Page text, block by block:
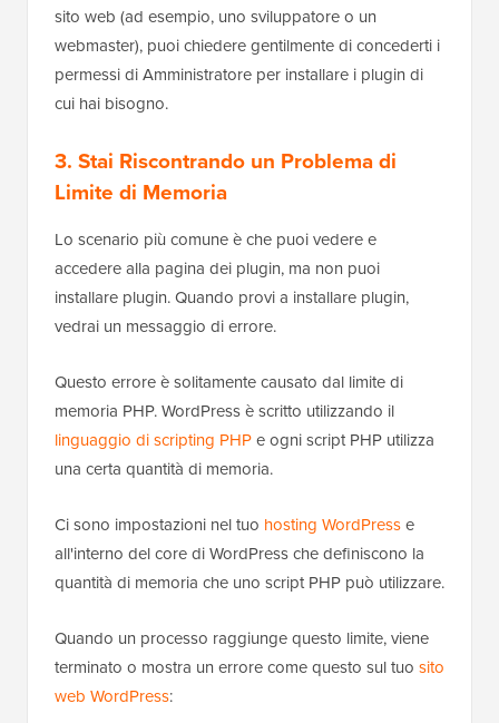
sito web (ad esempio, uno sviluppatore o un
webmaster), puoi chiedere gentilmente di concederti i
permessi di Amministratore per installare i plugin di
cui hai bisogno.
3. Stai Riscontrando un Problema di
Limite di Memoria
Lo scenario più comune è che puoi vedere e
accedere alla pagina dei plugin, ma non puoi
installare plugin. Quando provi a installare plugin,
vedrai un messaggio di errore.
Questo errore è solitamente causato dal limite di
memoria PHP. WordPress è scritto utilizzando il
linguaggio di scripting PHPe ogni script PHP utilizza
una certa quantità di memoria.
Ci sono impostazioni nel tuo hosting WordPresse
all'interno del core di WordPress che definiscono la
quantità di memoria che uno script PHP può utilizzare.
Quando un processo raggiunge questo limite, viene
terminato o mostra un errore come questo sul tuo sito
web WordPress: